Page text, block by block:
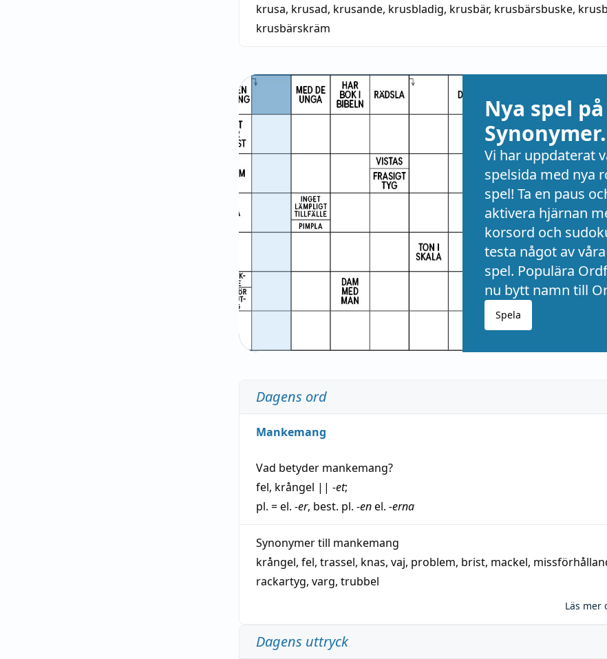
krusa, krusad, krusande, krusbladig, krusbär, krusbärsbuske,
krusbärskräm
Nya spel på
Vi har uppdaterat
spelsida med nya
spel! Ta en paus
aktivera hjärnan
korsord och
testa något av
spel. Populära
nu bytt namn till
Spela
Dagens ord
Mankemang
Vad betyder mankemang?
fel, krångel || -et;
pl. = el. -er, best. pl. -enel. -erna
Synonymer till mankemang
krångel, fel, trassel, knas, vaj, problem, brist, mackel,
rackartyg, varg, trubbel
Läs mer
Dagens uttryck